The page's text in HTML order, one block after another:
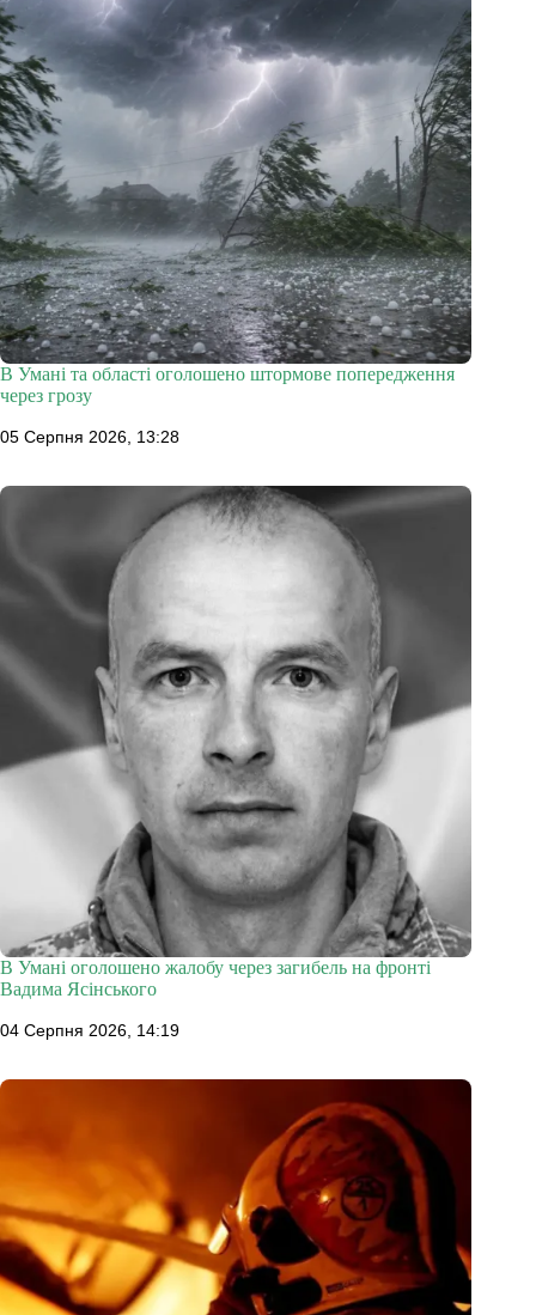
В Умані та області оголошено штормове попередження
через грозу
05 Серпня 2026, 13:28
В Умані оголошено жалобу через загибель на фронті
Вадима Ясінського
04 Серпня 2026, 14:19